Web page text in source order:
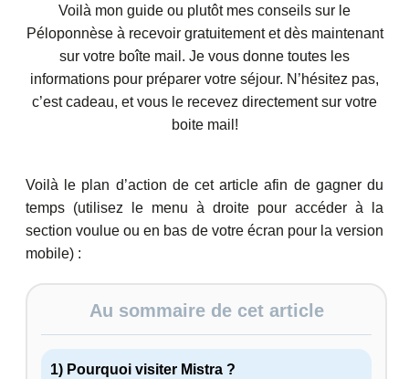
Voilà mon guide ou plutôt mes conseils sur le
Péloponnèse à recevoir gratuitement et dès maintenant
sur votre boîte mail. Je vous donne toutes les
informations pour préparer votre séjour. N’hésitez pas,
c’est cadeau, et vous le recevez directement sur votre
boite mail!
Voilà le plan d’action de cet article afin de gagner du
temps (utilisez le menu à droite pour accéder à la
section voulue ou en bas de votre écran pour la version
mobile) :
Au sommaire de cet article
1) Pourquoi visiter Mistra ?